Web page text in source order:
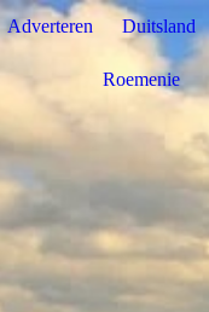
Adverteren Duitsland
Roemenie